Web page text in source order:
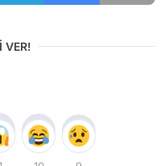
VER!